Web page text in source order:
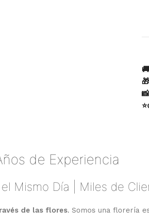
de Experiencia
Mismo Día | Miles de
de las flores. Somos una florería